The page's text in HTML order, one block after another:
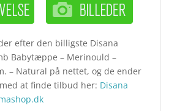
efter den billigste Disana
Babytæppe – Merinould –
– Natural på nettet, og de ender
at finde tilbud her: Disana